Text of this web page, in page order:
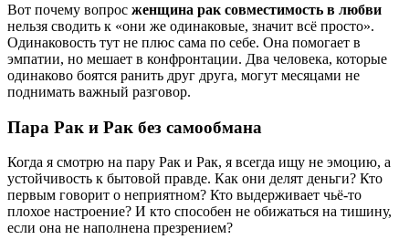
Вот почему вопрос женщина рак совместимость в любви
нельзя сводить к «они же одинаковые, значит всё просто».
Одинаковость тут не плюс сама по себе. Она помогает в
эмпатии, но мешает в конфронтации. Два человека, которые
одинаково боятся ранить друг друга, могут месяцами не
поднимать важный разговор.
Пара Рак и Рак без самообмана
Когда я смотрю на пару Рак и Рак, я всегда ищу не эмоцию, а
устойчивость к бытовой правде. Как они делят деньги? Кто
первым говорит о неприятном? Кто выдерживает чьё-то
плохое настроение? И кто способен не обижаться на тишину,
если она не наполнена презрением?